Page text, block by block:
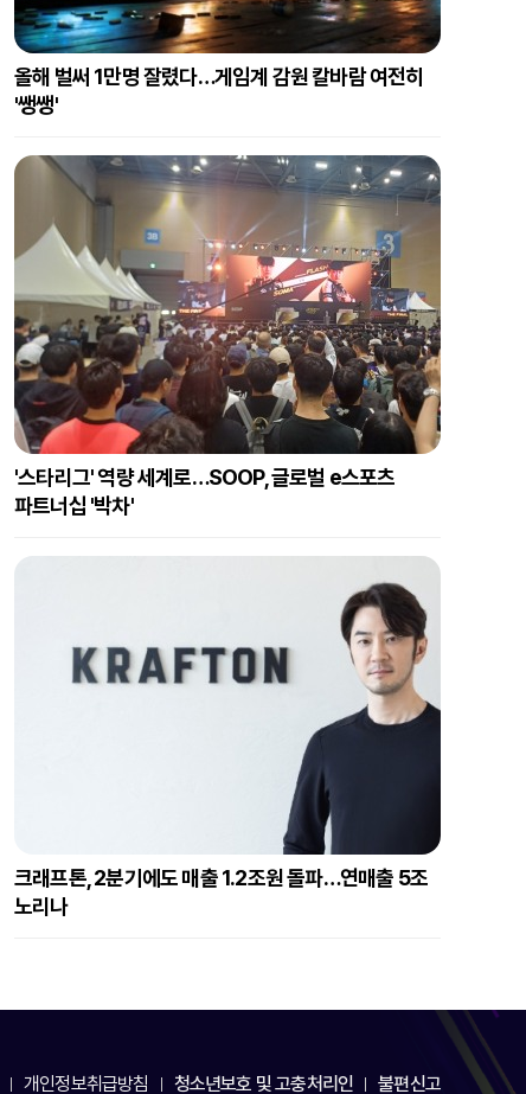
올해 벌써 1만명 잘렸다…게임계 감원 칼바람 여전히
'쌩쌩'
'스타리그' 역량 세계로…SOOP, 글로벌 e스포츠
파트너십 '박차'
크래프톤, 2분기에도 매출 1.2조원 돌파…연매출 5조
노리나
개인정보취급방침 청소년보호 및 고충처리인 불편신고